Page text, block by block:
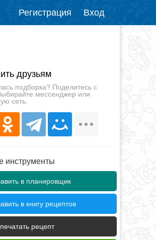
Регистрация Вход
друзьям
подборка? Поделитесь с
мессенджер или
сеть.
инструменты
в планировщик
в книгу рецептов
рецепт